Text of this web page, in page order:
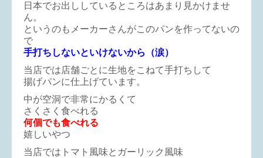
日本でお出ししているところはあまり見かけませ
ん。
というのもメーカーさんがこのパンを作ってないの
で
手打ちしないといけないから（涙）
当店では店舗ごとに生地をこねて手打ちして
揚げパンに仕上げています。
中が空洞で非常にかるくて
さくさく食べれる
何個でも食べれる
嬉しいやつ
当店ではトマト風味とガーリック風味